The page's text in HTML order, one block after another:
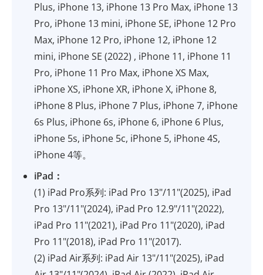
Plus, iPhone 13, iPhone 13 Pro Max, iPhone 13
Pro, iPhone 13 mini, iPhone SE, iPhone 12 Pro
Max, iPhone 12 Pro, iPhone 12, iPhone 12
mini, iPhone SE (2022) , iPhone 11, iPhone 11
Pro, iPhone 11 Pro Max, iPhone XS Max,
iPhone XS, iPhone XR, iPhone X, iPhone 8,
iPhone 8 Plus, iPhone 7 Plus, iPhone 7, iPhone
6s Plus, iPhone 6s, iPhone 6, iPhone 6 Plus,
iPhone 5s, iPhone 5c, iPhone 5, iPhone 4S,
iPhone 4等。
iPad：
(1) iPad Pro系列: iPad Pro 13"/11"(2025), iPad
Pro 13"/11"(2024), iPad Pro 12.9"/11"(2022),
iPad Pro 11"(2021), iPad Pro 11"(2020), iPad
Pro 11"(2018), iPad Pro 11"(2017).
(2) iPad Air系列: iPad Air 13"/11"(2025), iPad